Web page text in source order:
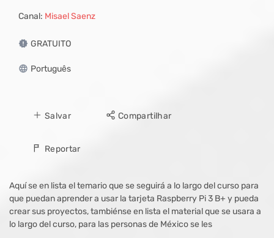
Canal: Misael Saenz
GRATUITO
Português
Salvar Compartilhar
Reportar
Aquí se en lista el temario que se seguirá a lo largo del curso para
que puedan aprender a usar la tarjeta Raspberry Pi 3 B+ y pueda
crear sus proyectos, tambiénse en lista el material que se usara a
lo largo del curso, para las personas de México se les